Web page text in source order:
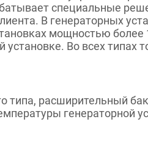
специальные
В генераторных
мощностью
установке. Во всех типах
расширительный
генераторной